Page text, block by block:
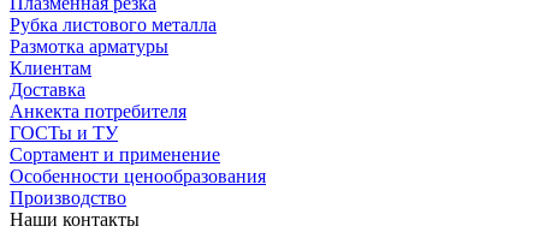
Рубка листового металла
Размотка арматуры
Клиентам
Доставка
Анкекта потребителя
ГОСТы и ТУ
Сортамент и применение
Особенности ценообразования
Производство
Наши контакты